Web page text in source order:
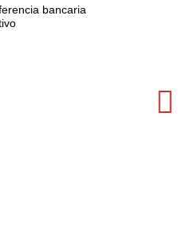
bancaria